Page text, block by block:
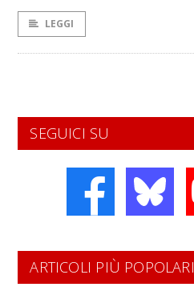
LEGGI
SEGUICI SU
ARTICOLI PIÙ POPOLARI